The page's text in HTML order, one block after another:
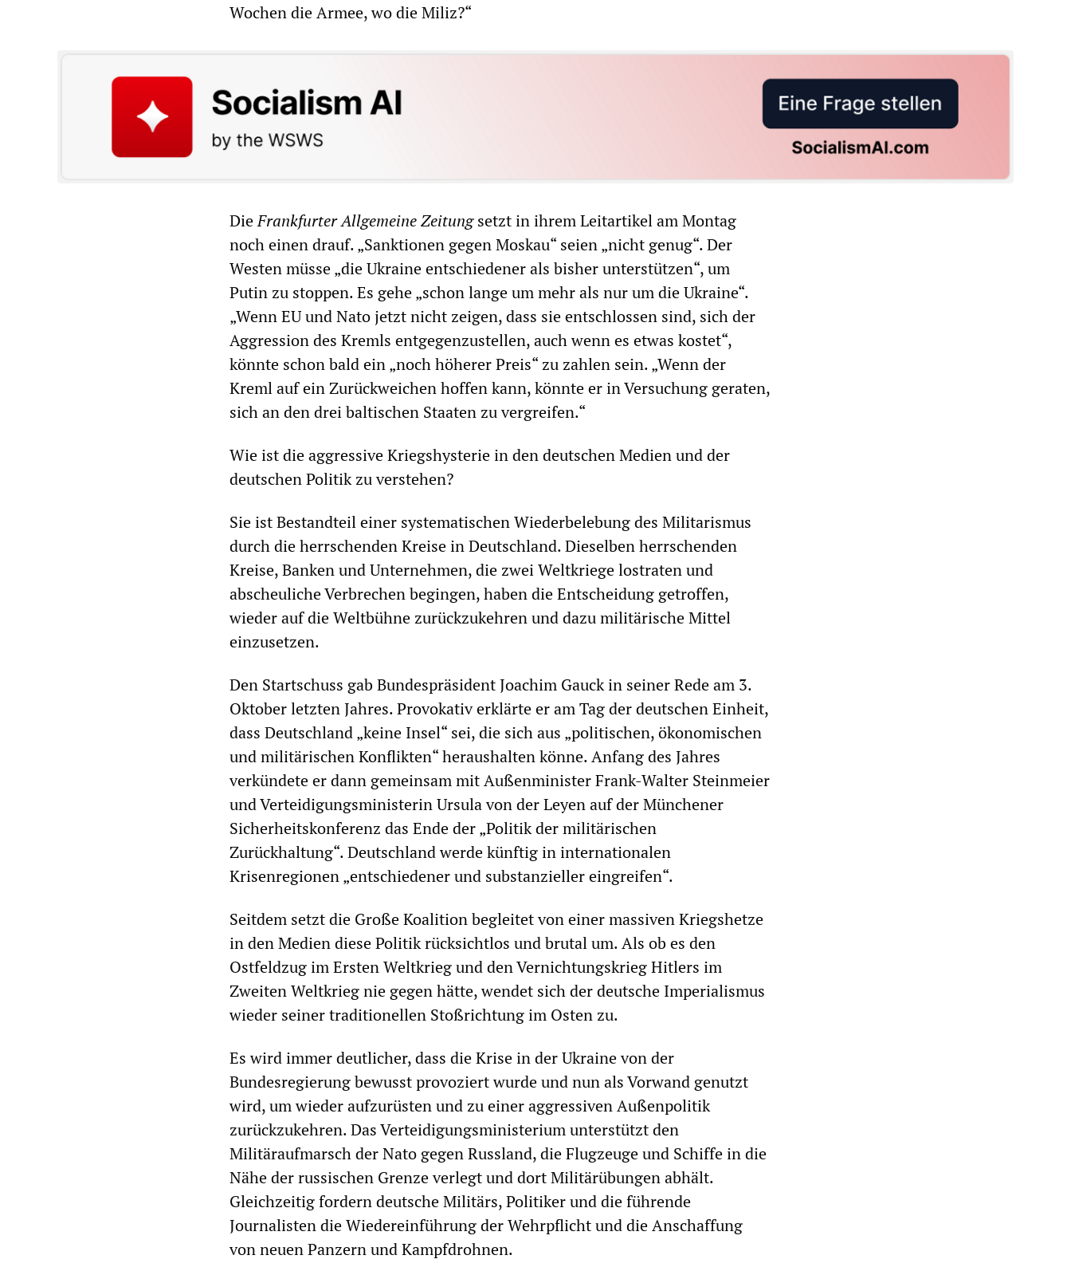
Wochen die Armee, wo die Miliz?“
DieFrankfurter Allgemeine Zeitungsetzt in ihrem Leitartikel am Montag
noch einen drauf. „Sanktionen gegen Moskau“ seien „nicht genug“. Der
Westen müsse „die Ukraine entschiedener als bisher unterstützen“, um
Putin zu stoppen. Es gehe „schon lange um mehr als nur um die Ukraine“.
„Wenn EU und Nato jetzt nicht zeigen, dass sie entschlossen sind, sich der
Aggression des Kremls entgegenzustellen, auch wenn es etwas kostet“,
könnte schon bald ein „noch höherer Preis“ zu zahlen sein. „Wenn der
Kreml auf ein Zurückweichen hoffen kann, könnte er in Versuchung geraten,
sich an den drei baltischen Staaten zu vergreifen.“
Wie ist die aggressive Kriegshysterie in den deutschen Medien und der
deutschen Politik zu verstehen?
Sie ist Bestandteil einer systematischen Wiederbelebung des Militarismus
durch die herrschenden Kreise in Deutschland. Dieselben herrschenden
Kreise, Banken und Unternehmen, die zwei Weltkriege lostraten und
abscheuliche Verbrechen begingen, haben die Entscheidung getroffen,
wieder auf die Weltbühne zurückzukehren und dazu militärische Mittel
einzusetzen.
Den Startschuss gab Bundespräsident Joachim Gauck in seiner Rede am 3.
Oktober letzten Jahres. Provokativ erklärte er am Tag der deutschen Einheit,
dass Deutschland „keine Insel“ sei, die sich aus „politischen, ökonomischen
und militärischen Konflikten“ heraushalten könne. Anfang des Jahres
verkündete er dann gemeinsam mit Außenminister Frank-Walter Steinmeier
und Verteidigungsministerin Ursula von der Leyen auf der Münchener
Sicherheitskonferenz das Ende der „Politik der militärischen
Zurückhaltung“. Deutschland werde künftig in internationalen
Krisenregionen „entschiedener und substanzieller eingreifen“.
Seitdem setzt die Große Koalition begleitet von einer massiven Kriegshetze
in den Medien diese Politik rücksichtlos und brutal um. Als ob es den
Ostfeldzug im Ersten Weltkrieg und den Vernichtungskrieg Hitlers im
Zweiten Weltkrieg nie gegen hätte, wendet sich der deutsche Imperialismus
wieder seiner traditionellen Stoßrichtung im Osten zu.
Es wird immer deutlicher, dass die Krise in der Ukraine von der
Bundesregierung bewusst provoziert wurde und nun als Vorwand genutzt
wird, um wieder aufzurüsten und zu einer aggressiven Außenpolitik
zurückzukehren. Das Verteidigungsministerium unterstützt den
Militäraufmarsch der Nato gegen Russland, die Flugzeuge und Schiffe in die
Nähe der russischen Grenze verlegt und dort Militärübungen abhält.
Gleichzeitig fordern deutsche Militärs, Politiker und die führende
Journalisten die Wiedereinführung der Wehrpflicht und die Anschaffung
von neuen Panzern und Kampfdrohnen.